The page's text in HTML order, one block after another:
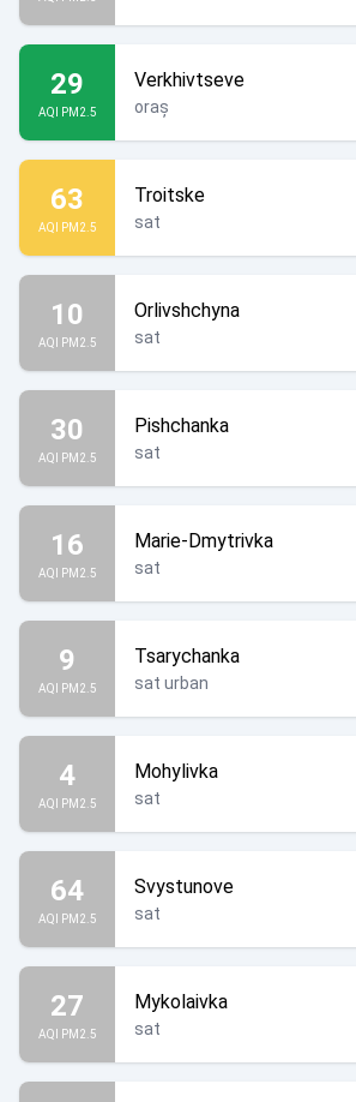
29
AQI PM2.5
Verkhivtseve
oraș
63
AQI PM2.5
Troitske
sat
10
AQI PM2.5
Orlivshchyna
sat
30
AQI PM2.5
Pishchanka
sat
16
AQI PM2.5
Marie-Dmytrivka
sat
9
AQI PM2.5
Tsarychanka
sat urban
4
AQI PM2.5
Mohylivka
sat
64
AQI PM2.5
Svystunove
sat
27
AQI PM2.5
Mykolaivka
sat